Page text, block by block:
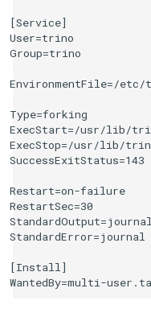
[Service]
User=trino
Group=trino
EnvironmentFile=/
Type=forking
ExecStart=/usr/lib/
ExecStop=/usr/lib/
SuccessExitStatus=143
Restart=on-failure
RestartSec=30
StandardOutput=journal
StandardError=journal
[Install]